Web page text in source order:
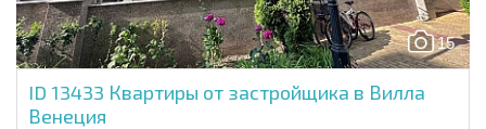
15
ID 13433 Квартиры от застройщика в Вилла
Венеция